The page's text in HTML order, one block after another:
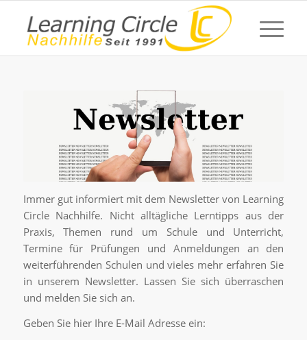
Immer gut informiert mit dem Newsletter von Learning
Circle Nachhilfe. Nicht alltägliche Lerntipps aus der
Praxis, Themen rund um Schule und Unterricht,
Termine für Prüfungen und Anmeldungen an den
weiterführenden Schulen und vieles mehr erfahren Sie
in unserem Newsletter. Lassen Sie sich überraschen
und melden Sie sich an.
Geben Sie hier Ihre E-Mail Adresse ein: